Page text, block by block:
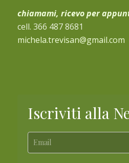
chiamami, ricevo per
cell. 366 487 8681
michela.trevisan@gmail.com
Iscriviti alla